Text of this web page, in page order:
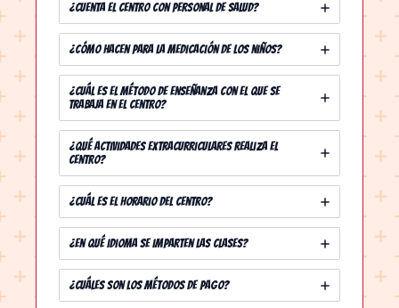
¿Cuenta el Centro con personal de salud?
¿Cómo hacen para la medicación de los niños?
¿Cuál es el método de enseñanza con el que se
trabaja en el centro?
¿Qué actividades extracurriculares realiza el
centro?
¿Cuál es el horario del centro?
¿En qué idioma se imparten las clases?
¿Cuáles son los métodos de pago?